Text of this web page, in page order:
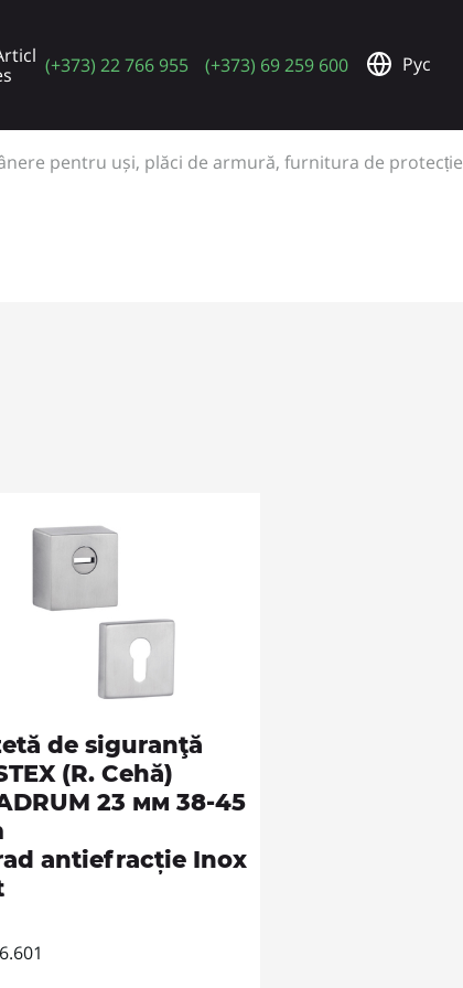
(+373) 22 766 955 (+373) 69 259 600 Pус
pentru uși, plăci de armură, furnitura de protecție
de siguranţă
(R. Cehă)
23 мм 38-45
antiefracție Inox